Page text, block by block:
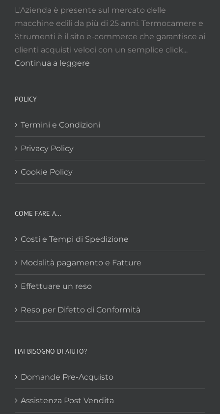
L'Azienda è presente sul mercato delle
macchine edili da più di 25 anni. Termocamere e
Strumenti è il sito e-commerce che garantisce ai
clienti acquisti veloci con un semplice click...
Continua a leggere
POLICY
Termini e Condizioni
Privacy Policy
Cookie Policy
COME FARE A…
Costi e Tempi di Spedizione
Modalità pagamento e Fatture
Effettuare un reso
Reso per Difetto di Conformità
HAI BISOGNO DI AIUTO?
Domande Pre-Acquisto
Assistenza Post Vendita